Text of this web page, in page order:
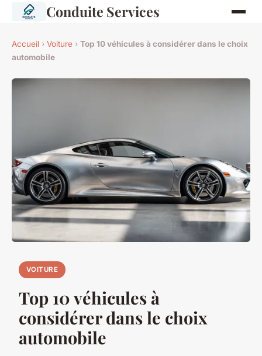
Conduite Services
Accueil › Voiture › Top 10 véhicules à considérer dans le choix
automobile
VOITURE
Top 10 véhicules à
considérer dans le choix
automobile